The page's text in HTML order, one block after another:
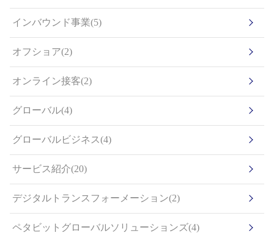
インバウンド事業(5)
オフショア(2)
オンライン接客(2)
グローバル(4)
グローバルビジネス(4)
サービス紹介(20)
デジタルトランスフォーメーション(2)
ペタビットグローバルソリューションズ(4)